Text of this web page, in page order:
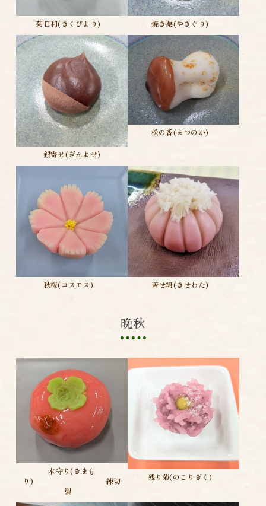
菊日和(きくびより) 焼き栗(やきぐり)
銀寄せ(ぎんよせ)
松の香(まつのか)
秋桜(コスモス) 着せ綿(きせわた)
晩秋
木守り(きまも
り) 練切
製
残り菊(のこりぎく)